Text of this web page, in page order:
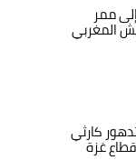
ممر
المغربي
كارثي
غزة